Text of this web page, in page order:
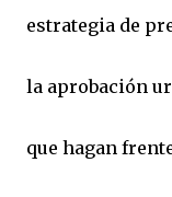
estrategia de
la aprobación
que hagan